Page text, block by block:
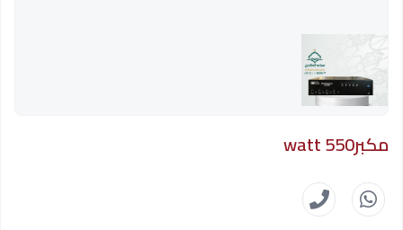
مكبر550 watt